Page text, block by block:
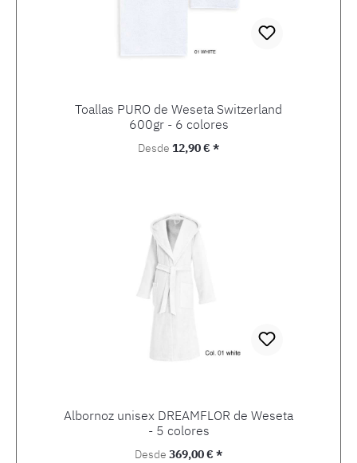
Toallas PURO de Weseta Switzerland
600gr - 6 colores
Precio normal:
Desde 12,90 € *
Albornoz unisex DREAMFLOR de Weseta
- 5 colores
Precio normal:
Desde 369,00 € *